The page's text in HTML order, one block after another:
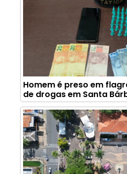
Homem é preso em
de drogas em Santa